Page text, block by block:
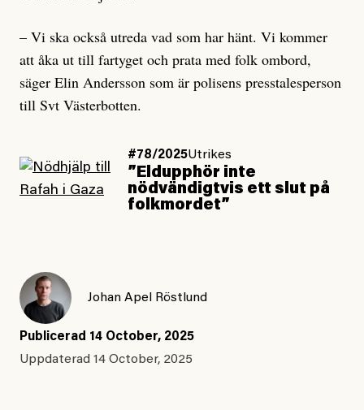
– Vi ska också utreda vad som har hänt. Vi kommer
att åka ut till fartyget och prata med folk ombord,
säger Elin Andersson som är polisens presstalesperson
till Svt Västerbotten.
#78/2025Utrikes
”Eldupphör inte
nödvändigtvis ett slut på
folkmordet”
Johan Apel Röstlund
Publicerad 14 October, 2025
Uppdaterad 14 October, 2025